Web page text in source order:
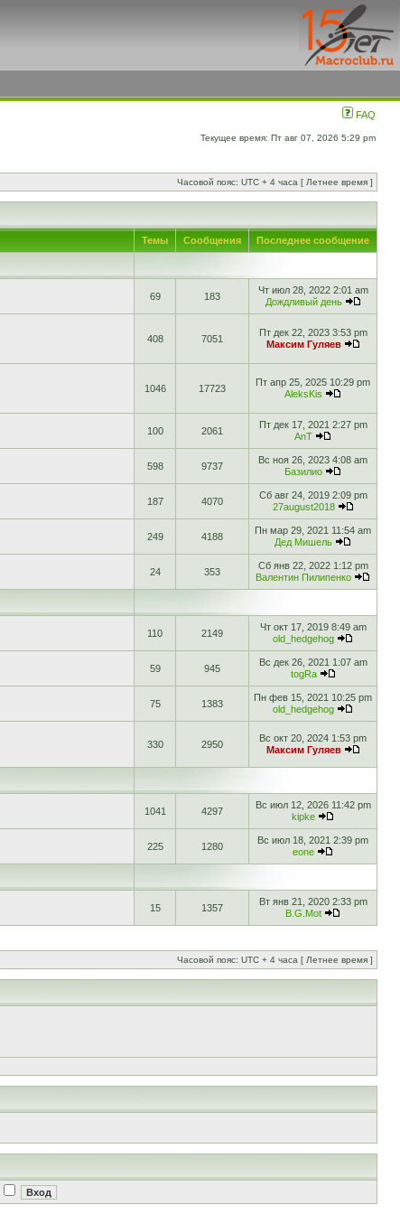
FAQ
Текущее время: Пт авг 07, 2026 5:29 pm
Часовой пояс: UTC + 4 часа [ Летнее время ]
Темы Сообщения Последнее сообщение
69 183
Чт июл 28, 2022 2:01 am
Дождливый день
408 7051
Пт дек 22, 2023 3:53 pm
Максим Гуляев
1046 17723
Пт апр 25, 2025 10:29 pm
AleksKis
100 2061
Пт дек 17, 2021 2:27 pm
AnT
598 9737
Вс ноя 26, 2023 4:08 am
Базилио
187 4070
Сб авг 24, 2019 2:09 pm
27august2018
249 4188
Пн мар 29, 2021 11:54 am
Дед Мишель
24 353
Сб янв 22, 2022 1:12 pm
Валентин Пилипенко
110 2149
Чт окт 17, 2019 8:49 am
old_hedgehog
59 945
Вс дек 26, 2021 1:07 am
togRa
75 1383
Пн фев 15, 2021 10:25 pm
old_hedgehog
330 2950
Вс окт 20, 2024 1:53 pm
Максим Гуляев
1041 4297
Вс июл 12, 2026 11:42 pm
kipke
225 1280
Вс июл 18, 2021 2:39 pm
eone
15 1357
Вт янв 21, 2020 2:33 pm
B.G.Mot
Часовой пояс: UTC + 4 часа [ Летнее время ]